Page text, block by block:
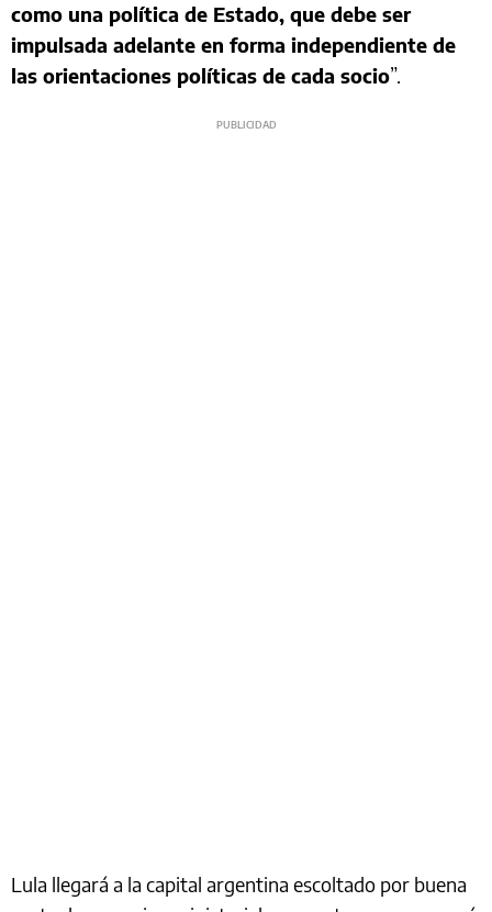
como una política de Estado, que debe ser
impulsada adelante en forma independiente de
las orientaciones políticas de cada socio”.
Lula llegará a la capital argentina escoltado por buena